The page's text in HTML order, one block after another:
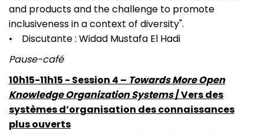
and products and the challenge to promote
inclusiveness in a context of diversity".
• Discutante : Widad Mustafa El Hadi
Pause-café
10h15-11h15 - Session 4 – Towards More Open
Knowledge Organization Systems/ Vers des
systèmes d’organisation des connaissances
plus ouverts